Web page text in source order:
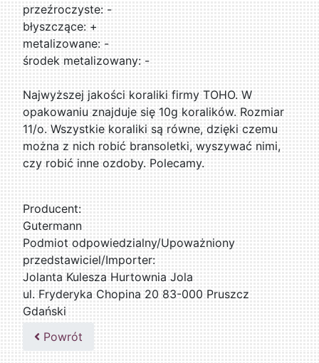
przeźroczyste: -
błyszczące: +
metalizowane: -
środek metalizowany: -
Najwyższej jakości koraliki firmy TOHO. W
opakowaniu znajduje się 10g koralików. Rozmiar
11/o. Wszystkie koraliki są równe, dzięki czemu
można z nich robić bransoletki, wyszywać nimi,
czy robić inne ozdoby. Polecamy.
Producent:
Gutermann
Podmiot odpowiedzialny/Upoważniony
przedstawiciel/Importer:
Jolanta Kulesza Hurtownia Jola
ul. Fryderyka Chopina 20 83-000 Pruszcz
Gdański
502047435
Powrót